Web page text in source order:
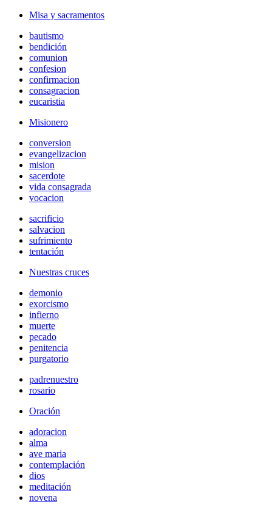
Misa y sacramentos
bautismo
bendición
comunion
confesion
confirmacion
consagracion
eucaristia
Misionero
conversion
evangelizacion
mision
sacerdote
vida consagrada
vocacion
sacrificio
salvacion
sufrimiento
tentación
Nuestras cruces
demonio
exorcismo
infierno
muerte
pecado
penitencia
purgatorio
padrenuestro
rosario
Oración
adoracion
alma
ave maria
contemplación
dios
meditación
novena